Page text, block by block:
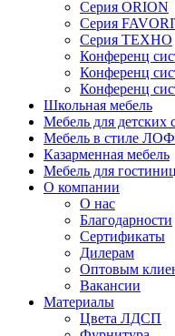
Серия ORION
Серия
Серия ТЕХНО
Конференц
Конференц
Конференц
Школьная мебель
Мебель для детских
Мебель в стиле
Казарменная мебель
Мебель для гостиниц
О компании
О нас
Благодарности
Сертификаты
Дилерам
Оптовым
Вакансии
Материалы
Цвета ЛДСП